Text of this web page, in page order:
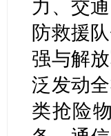
力、交
防救援
强与解
泛发动
类抢险